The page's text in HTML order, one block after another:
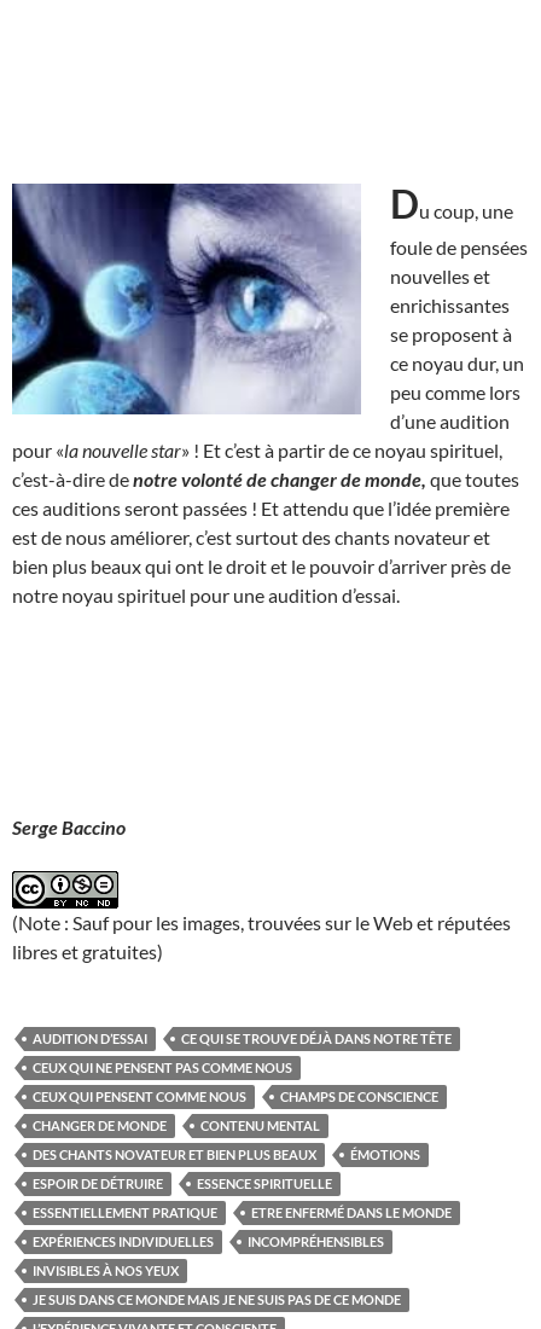
Du coup, une
foule de pensées
nouvelles et
enrichissantes
se proposent à
ce noyau dur, un
peu comme lors
d’une audition
pour «la nouvelle star» ! Et c’est à partir de ce noyau spirituel,
c’est-à-dire denotre volonté de changer de monde, que toutes
ces auditions seront passées ! Et attendu que l’idée première
est de nous améliorer, c’est surtout des chants novateur et
bien plus beaux qui ont le droit et le pouvoir d’arriver près de
notre noyau spirituel pour une audition d’essai.
Serge Baccino
(Note : Sauf pour les images, trouvées sur le Web et réputées
libres et gratuites)
AUDITION D’ESSAI
CE QUI SE TROUVE DÉJÀ DANS NOTRE TÊTE
CEUX QUI NE PENSENT PAS COMME NOUS
CEUX QUI PENSENT COMME NOUS
CHAMPS DE CONSCIENCE
CHANGER DE MONDE
CONTENU MENTAL
DES CHANTS NOVATEUR ET BIEN PLUS BEAUX
ÉMOTIONS
ESPOIR DE DÉTRUIRE
ESSENCE SPIRITUELLE
ESSENTIELLEMENT PRATIQUE
ETRE ENFERMÉ DANS LE MONDE
EXPÉRIENCES INDIVIDUELLES
INCOMPRÉHENSIBLES
INVISIBLES À NOS YEUX
JE SUIS DANS CE MONDE MAIS JE NE SUIS PAS DE CE MONDE